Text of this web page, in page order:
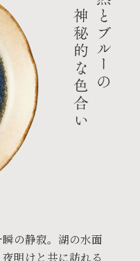
瞬の静寂。湖の水面
明けと共に訪れる